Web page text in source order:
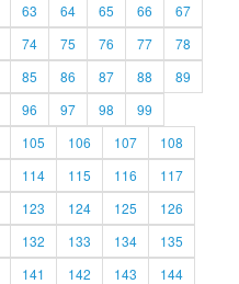
63 64 65 66
67
74 75 76 77
78
85 86 87 88
89
96 97 98
99
105 106 107
108
114 115 116
117
123 124 125
126
132 133 134
135
141 142 143
144